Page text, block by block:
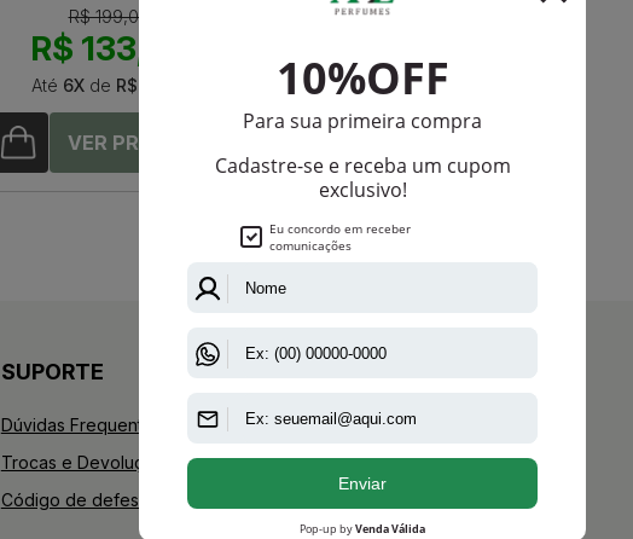
R$ 199,00
R$ 133,00
Até 6X de R$ 22,16
SUPORTE
Dúvidas Frequentes
Trocas e Devoluções
Código de defesa do consumidor
Blog
Youtube